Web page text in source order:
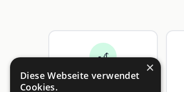
🎢
Freizeit
×
Diese Webseite verwendet
Cookies.